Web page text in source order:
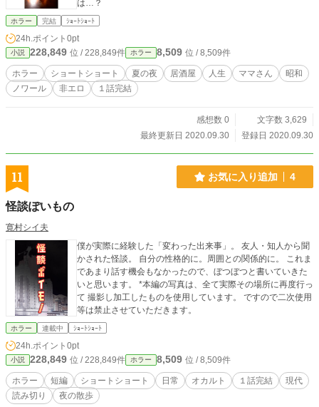
は…？
ホラー 完結 ｼｮｰﾄｼｮｰﾄ
24h.ポイント 0pt
小説 228,849 位 / 228,849件 ホラー 8,509 位 / 8,509件
ホラー ショートショート 夏の夜 居酒屋 人生 ママさん
昭和
ノワール
非エロ １話完結
感想数 0
文字数 3,629
最終更新日 2020.09.30
登録日 2020.09.30
11 お気に入り追加 4
怪談ぽいもの
寛村シイ夫
僕が実際に経験した「変わった出来事」。 友人・知人から聞
かされた怪談。 自分の性格的に。周囲との関係的に。 これま
であまり話す機会もなかったので、ぼつぼつと書いていきた
いと思います。 *本編の写真は、全て実際その場所に再度行っ
て 撮影し加工したものを使用しています。 ですので二次使用
等は禁止させていただきます。
ホラー 連載中 ｼｮｰﾄｼｮｰﾄ
24h.ポイント 0pt
小説 228,849 位 / 228,849件 ホラー 8,509 位 / 8,509件
ホラー 短編 ショートショート 日常 オカルト １話完結
現代
読み切り
夜の散歩